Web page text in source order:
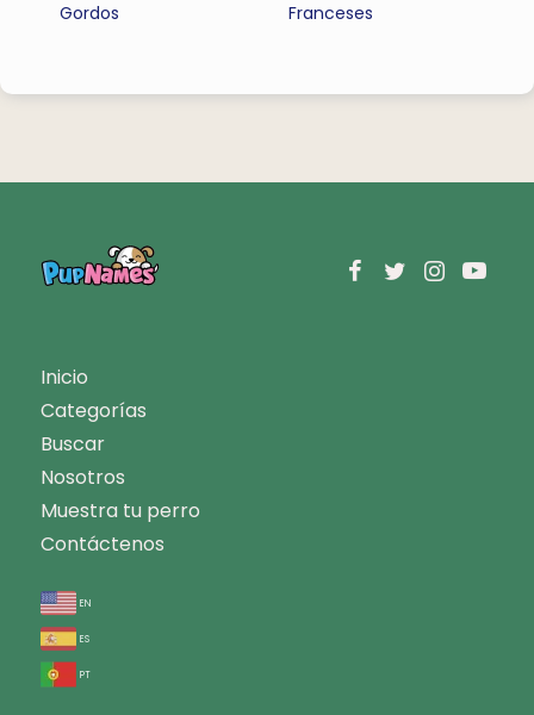
Gordos
Franceses
Inicio
Categorías
Buscar
Nosotros
Muestra tu perro
Contáctenos
en
es
pt